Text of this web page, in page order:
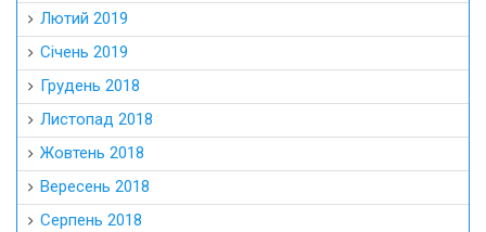
Лютий 2019
Січень 2019
Грудень 2018
Листопад 2018
Жовтень 2018
Вересень 2018
Серпень 2018